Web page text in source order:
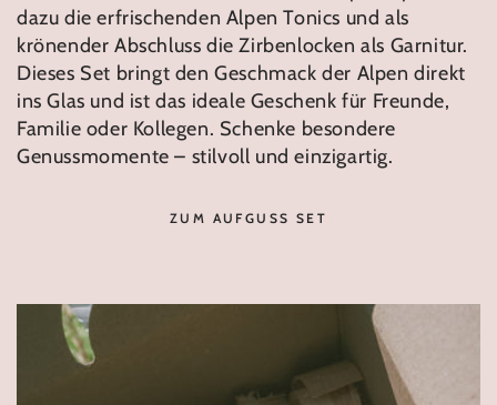
dazu die erfrischenden Alpen Tonics und als
krönender Abschluss die Zirbenlocken als Garnitur.
Dieses Set bringt den Geschmack der Alpen direkt
ins Glas und ist das ideale Geschenk für Freunde,
Familie oder Kollegen. Schenke besondere
Genussmomente – stilvoll und einzigartig.
ZUM AUFGUSS SET